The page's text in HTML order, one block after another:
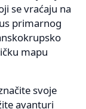
se vraćaju na
primarnog
mapu
svoje
avanturi